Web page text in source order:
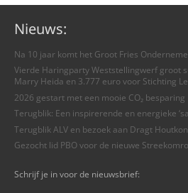
Nieuws:
Na 10 jaar komt het Groot Fries
Vierde Haringparty Weststellingwerf groot
Marry Heida en 3.777 euro voor Stichting
2026 gestart met een mooie CO₂ besparing
Terugblik: Een inspirerende en energieke
Terugblik ALV en bezoek aan Dragt
Gezocht lid PBO voor de nieuwe
Schrijf je in voor de nieuwsbrief: